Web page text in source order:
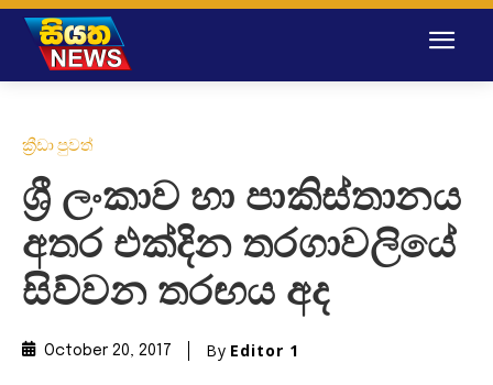
ක්‍රීඩා පුවත්
ශ්‍රී ලංකාව හා පාකිස්තානය
අතර එක්දින තරගාවලියේ
සිව්වන තරඟය අද
October 20, 2017 By Editor 1